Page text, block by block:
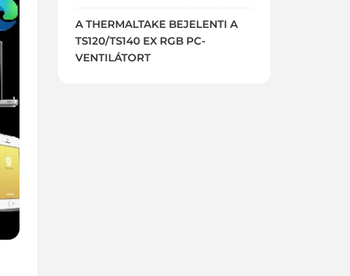
A THERMALTAKE BEJELENTI A
TS120/TS140 EX RGB PC-
VENTILÁTORT